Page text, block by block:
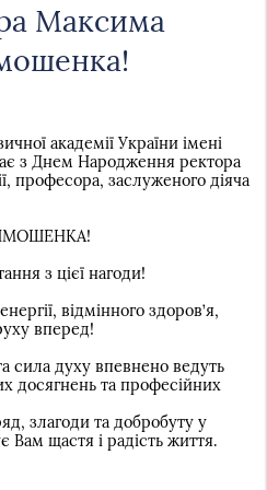
Максима
академії України імені
з Днем Народження ректора
професора, заслуженого діяча
з цієї нагоди!
відмінного здоров’я,
вперед!
сила духу впевнено ведуть
досягнень та професійних
злагоди та добробуту у
Вам щастя і радість життя.